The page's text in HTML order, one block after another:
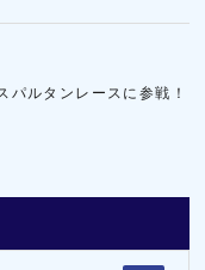
ルタンレースに参戦！